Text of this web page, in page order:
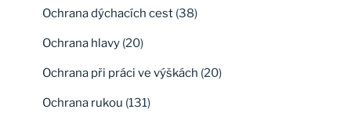
Ochrana dýchacích cest (38)
Ochrana hlavy (20)
Ochrana při práci ve výškách (20)
Ochrana rukou (131)